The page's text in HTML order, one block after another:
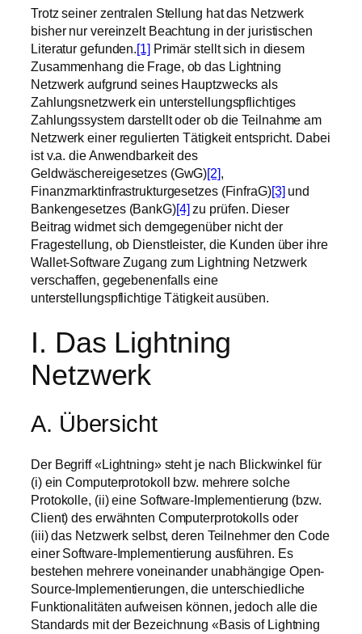
Trotz seiner zentralen Stellung hat das Netzwerk
bisher nur vereinzelt Beachtung in der juristischen
Literatur gefunden.[1] Primär stellt sich in diesem
Zusammenhang die Frage, ob das Lightning
Netzwerk aufgrund seines Hauptzwecks als
Zahlungsnetzwerk ein unterstellungspflichtiges
Zahlungssystem darstellt oder ob die Teilnahme am
Netzwerk einer regulierten Tätigkeit entspricht. Dabei
ist v.a. die Anwendbarkeit des
Geldwäschereigesetzes (GwG)[2],
Finanzmarktinfrastrukturgesetzes (FinfraG)[3] und
Bankengesetzes (BankG)[4] zu prüfen. Dieser
Beitrag widmet sich demgegenüber nicht der
Fragestellung, ob Dienstleister, die Kunden über ihre
Wallet-Software Zugang zum Lightning Netzwerk
verschaffen, gegebenenfalls eine
unterstellungspflichtige Tätigkeit ausüben.
I. Das Lightning
Netzwerk
A. Übersicht
Der Begriff «Lightning» steht je nach Blickwinkel für
(i) ein Computerprotokoll bzw. mehrere solche
Protokolle, (ii) eine Software-Implementierung (bzw.
Client) des erwähnten Computerprotokolls oder
(iii) das Netzwerk selbst, deren Teilnehmer den Code
einer Software-Implementierung ausführen. Es
bestehen mehrere voneinander unabhängige Open-
Source-Implementierungen, die unterschiedliche
Funktionalitäten aufweisen können, jedoch alle die
Standards mit der Bezeichnung «Basis of Lightning